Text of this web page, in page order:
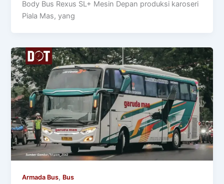
Body Bus Rexus SL+ Mesin Depan produksi karoseri
Piala Mas, yang
Armada Bus, Bus